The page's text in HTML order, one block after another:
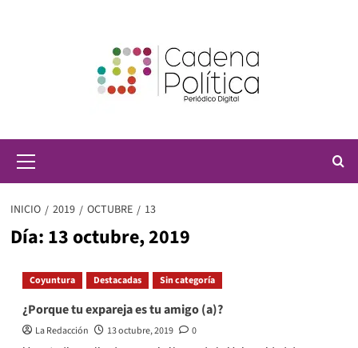
principal
INICIO 2019 OCTUBRE 13
Día: 13 octubre, 2019
Coyuntura Destacadas Sin categoría
¿Porque tu expareja es tu amigo (a)?
La Redacción 13 octubre, 2019
0